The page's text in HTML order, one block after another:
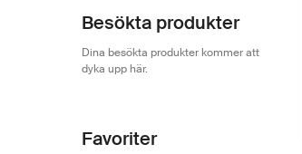
Besökta produkter
Dina besökta produkter kommer att
dyka upp här.
Favoriter